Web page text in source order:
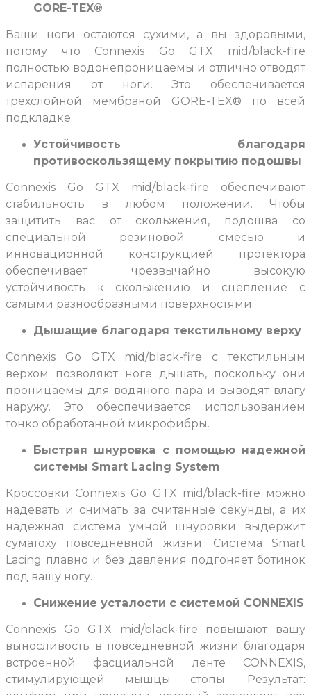
GORE-TEX®
Ваши ноги остаются сухими, а вы здоровыми,
потому что Connexis Go GTX mid/black-fire
полностью водонепроницаемы и отлично отводят
испарения от ноги. Это обеспечивается
трехслойной мембраной GORE-TEX® по всей
подкладке.
Устойчивость благодаря
противоскользящему покрытию подошвы
Connexis Go GTX mid/black-fire обеспечивают
стабильность в любом положении. Чтобы
защитить вас от скольжения, подошва со
специальной резиновой смесью и
инновационной конструкцией протектора
обеспечивает чрезвычайно высокую
устойчивость к скольжению и сцепление с
самыми разнообразными поверхностями.
Дышащие благодаря текстильному верху
Connexis Go GTX mid/black-fire с текстильным
верхом позволяют ноге дышать, поскольку они
проницаемы для водяного пара и выводят влагу
наружу. Это обеспечивается использованием
тонко обработанной микрофибры.
Быстрая шнуровка с помощью надежной
системы Smart Lacing System
Кроссовки Connexis Go GTX mid/black-fire можно
надевать и снимать за считанные секунды, а их
надежная система умной шнуровки выдержит
суматоху повседневной жизни. Система Smart
Lacing плавно и без давления подгоняет ботинок
под вашу ногу.
Снижение усталости с системой CONNEXIS
Connexis Go GTX mid/black-fire повышают вашу
выносливость в повседневной жизни благодаря
встроенной фасциальной ленте CONNEXIS,
стимулирующей мышцы стопы. Результат: